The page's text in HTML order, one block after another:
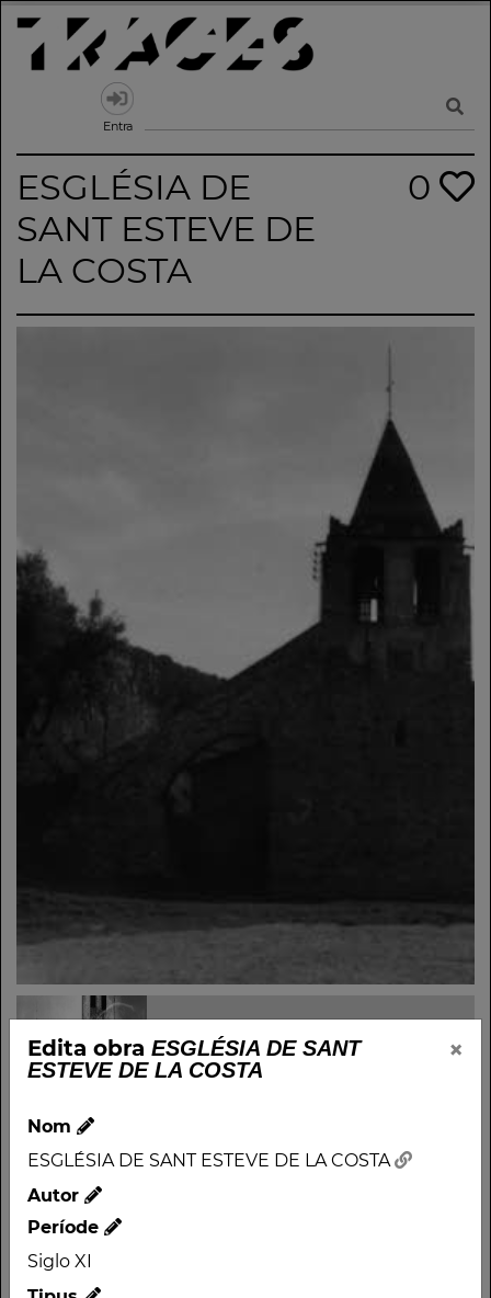
Skip
content
Un mapa de la memòria obert a tothom
Entra
ESGLÉSIA DE
SANT ESTEVE DE
LA COSTA
0
Edita obra ESGLÉSIA DE SANT
ESTEVE DE LA COSTA
×
Nom
ESGLÉSIA DE SANT ESTEVE DE LA COSTA
Autor
Període
Siglo XI
Nom
ESGLÉSIA DE SANT
ESTEVE DE LA COSTA
Autor